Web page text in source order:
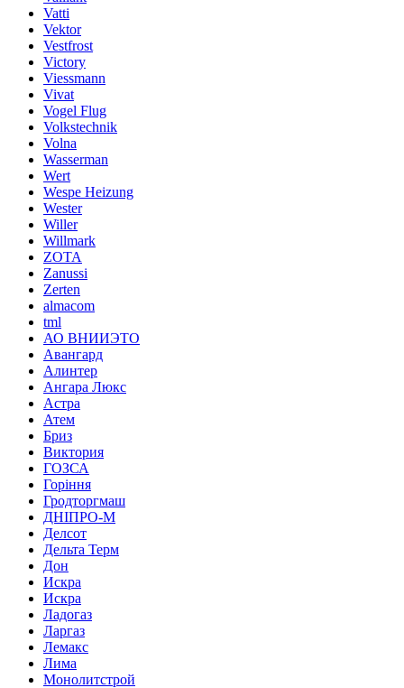
Vatti
Vektor
Vestfrost
Victory
Viessmann
Vivat
Vogel Flug
Volkstechnik
Volna
Wasserman
Wert
Wespe Heizung
Wester
Willer
Willmark
ZOTA
Zanussi
Zerten
almacom
tml
АО ВНИИЭТО
Авангард
Алинтер
Ангара Люкс
Астра
Атем
Бриз
Виктория
ГОЗСА
Горіння
Гродторгмаш
ДНІПРО-М
Делсот
Дельта Терм
Дон
Искра
Искра
Ладогаз
Ларгаз
Лемакс
Лима
Монолитстрой